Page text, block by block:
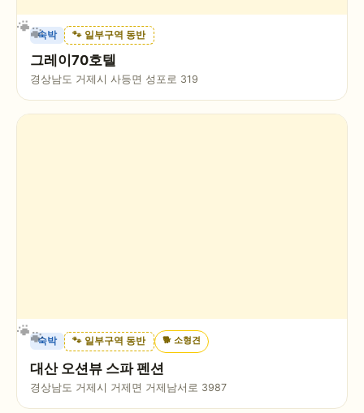
숙박 🐾 일부구역 동반
그레이70호텔
경상남도 거제시 사등면 성포로 319
숙박 🐾 일부구역 동반 🐕 소형견
대산 오션뷰 스파 펜션
경상남도 거제시 거제면 거제남서로 3987